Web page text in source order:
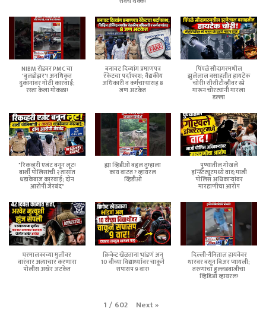
NIBM रोडवर PMC चा
'बुलडोझर'! अनधिकृत
दुकानांवर मोठी कारवाई;
रस्ता केला मोकळा!
बनावट दिव्यांग प्रमाणपत्र
रॅकेटचा पर्दाफाश; वैद्यकीय
अधिकारी व कर्मचाऱ्यांसह 8
जण अटकेत
पिंपळे सौदागरमधील
झुलेलाल वसाहतीत हायटेक
चोरी! सीसीटीव्हीवर स्प्रे
मारून चोरट्यांनी मारला
डल्ला
"रिकव्हरी एजंट बनून लूट!
बार्शी पोलिसांची २ तासांत
धडाकेबाज कारवाई; दोन
आरोपी जेरबंद"
ह्या व्हिडीओ बद्दल तुम्हाला
काय वाटत ? व्हायरल
व्हिडीओ
पुण्यातील गोखले
इन्स्टिट्यूटमध्ये वाद;माजी
पोलिस अधिकाऱ्यांवर
मारहाणीचा आरोप
घरमालकाच्या मुलीवर
वारंवार अत्याचार करणारा
पोलीस अखेर अटकेत
क्रिकेट खेळताना भांडणं अन्
10 वीच्या विद्यार्थ्यावर चाकूने
सपासप 9 वार!
दिल्ली-नैनिताल हायवेवर
थारवर बसून बिअर प्यायली;
तरुणांचा हुल्लडबाजीचा
व्हिडिओ व्हायरल!
1 / 602 Next»